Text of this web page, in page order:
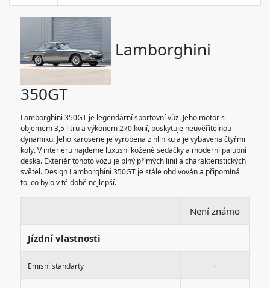
Lamborghini
350GT
Lamborghini 350GT je legendární sportovní vůz. Jeho motor s
objemem 3,5 litru a výkonem 270 koní, poskytuje neuvěřitelnou
dynamiku. Jeho karoserie je vyrobena z hliníku a je vybavena čtyřmi
koly. V interiéru najdeme luxusní kožené sedačky a moderní palubní
deska. Exteriér tohoto vozu je plný přímých linií a charakteristických
světel. Design Lamborghini 350GT je stále obdivován a připomíná
to, co bylo v té době nejlepší.
Není známo
Jízdní vlastnosti
Emisní standarty -